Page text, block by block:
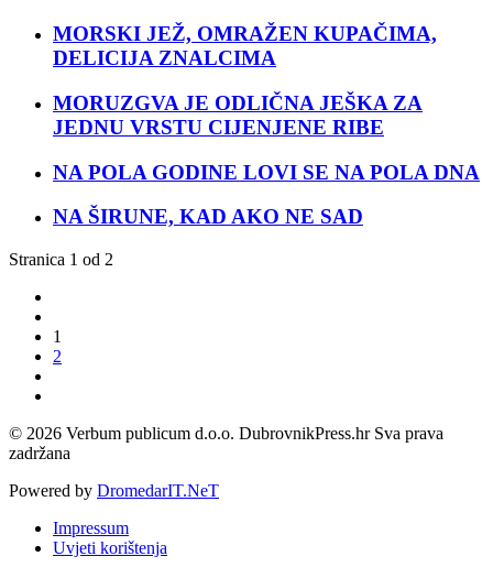
MORSKI JEŽ, OMRAŽEN KUPAČIMA,
DELICIJA ZNALCIMA
MORUZGVA JE ODLIČNA JEŠKA ZA
JEDNU VRSTU CIJENJENE RIBE
NA POLA GODINE LOVI SE NA POLA DNA
NA ŠIRUNE, KAD AKO NE SAD
Stranica 1 od 2
1
2
© 2026 Verbum publicum d.o.o. DubrovnikPress.hr Sva prava
zadržana
Powered by DromedarIT.NeT
Impressum
Uvjeti korištenja